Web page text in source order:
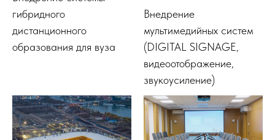
гибридного
дистанционного
образования для вуза
Внедрение
мультимедийных систем
(DIGITAL SIGNAGE,
видеоотображение,
звукоусиление)